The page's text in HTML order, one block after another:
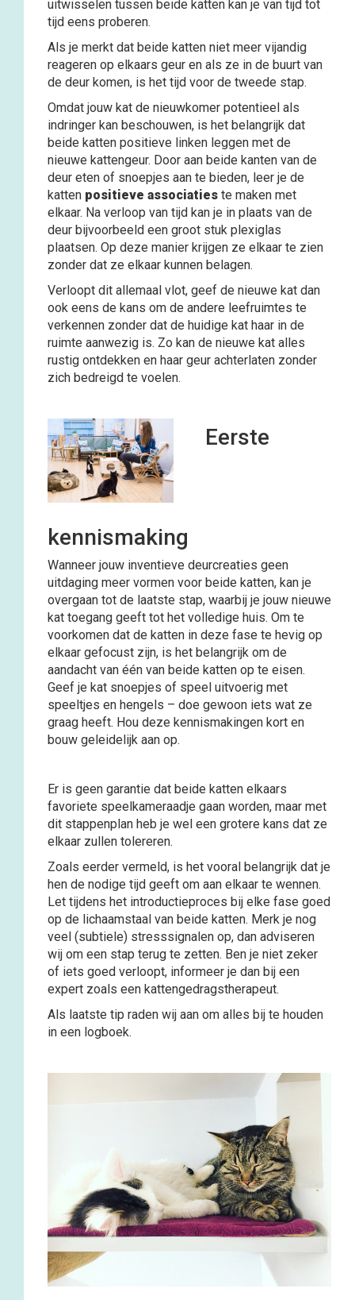
uitwisselen tussen beide katten kan je van tijd tot
tijd eens proberen.
Als je merkt dat beide katten niet meer vijandig
reageren op elkaars geur en als ze in de buurt van
de deur komen, is het tijd voor de tweede stap.
Omdat jouw kat de nieuwkomer potentieel als
indringer kan beschouwen, is het belangrijk dat
beide katten positieve linken leggen met de
nieuwe kattengeur. Door aan beide kanten van de
deur eten of snoepjes aan te bieden, leer je de
katten positieve associaties te maken met
elkaar. Na verloop van tijd kan je in plaats van de
deur bijvoorbeeld een groot stuk plexiglas
plaatsen. Op deze manier krijgen ze elkaar te zien
zonder dat ze elkaar kunnen belagen.
Verloopt dit allemaal vlot, geef de nieuwe kat dan
ook eens de kans om de andere leefruimtes te
verkennen zonder dat de huidige kat haar in de
ruimte aanwezig is. Zo kan de nieuwe kat alles
rustig ontdekken en haar geur achterlaten zonder
zich bedreigd te voelen.
Eerste
kennismaking
Wanneer jouw inventieve deurcreaties geen
uitdaging meer vormen voor beide katten, kan je
overgaan tot de laatste stap, waarbij je jouw nieuwe
kat toegang geeft tot het volledige huis. Om te
voorkomen dat de katten in deze fase te hevig op
elkaar gefocust zijn, is het belangrijk om de
aandacht van één van beide katten op te eisen.
Geef je kat snoepjes of speel uitvoerig met
speeltjes en hengels – doe gewoon iets wat ze
graag heeft. Hou deze kennismakingen kort en
bouw geleidelijk aan op.
Er is geen garantie dat beide katten elkaars
favoriete speelkameraadje gaan worden, maar met
dit stappenplan heb je wel een grotere kans dat ze
elkaar zullen tolereren.
Zoals eerder vermeld, is het vooral belangrijk dat je
hen de nodige tijd geeft om aan elkaar te wennen.
Let tijdens het introductieproces bij elke fase goed
op de lichaamstaal van beide katten. Merk je nog
veel (subtiele) stresssignalen op, dan adviseren
wij om een stap terug te zetten. Ben je niet zeker
of iets goed verloopt, informeer je dan bij een
expert zoals een kattengedragstherapeut.
Als laatste tip raden wij aan om alles bij te houden
in een logboek.